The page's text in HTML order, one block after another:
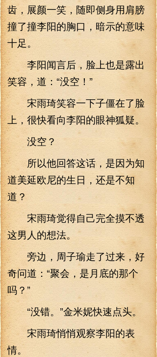
齿，展颜一笑，随即侧身用肩膀
撞了撞李阳的胸口，暗示的意味
十足。
李阳闻言后，脸上也是露出
笑容，道：“没空！”
宋雨琦笑容一下子僵在了脸
上，很快看向李阳的眼神狐疑。
没空？
所以他回答这话，是因为知
道美延欧尼的生日，还是不知
道？
宋雨琦觉得自己完全摸不透
这男人的想法。
旁边，周子瑜走了过来，好
奇问道：“聚会，是月底的那个
吗？”
“没错。”金米妮快速点头。
宋雨琦悄悄观察李阳的表
情。